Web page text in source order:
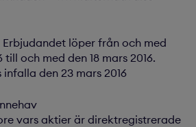
löper från och med
och med den 18 mars 2016.
den 23 mars 2016
vars aktier är direktregistrerade